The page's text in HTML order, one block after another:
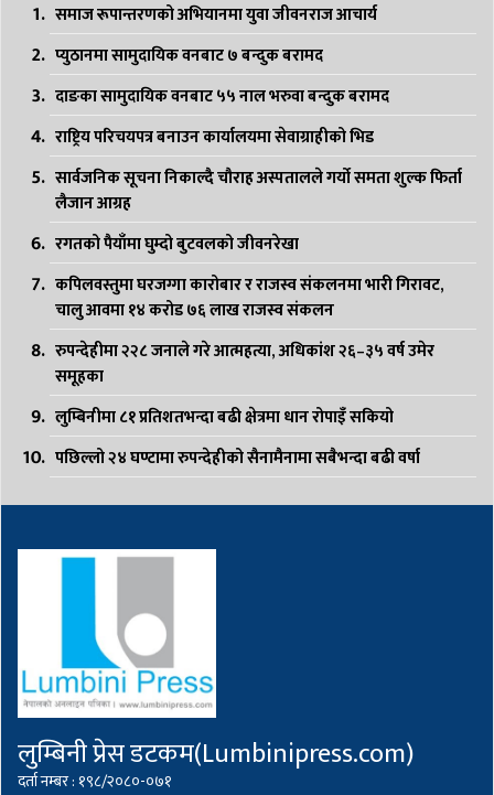
समाज रूपान्तरणको अभियानमा युवा जीवनराज आचार्य
प्युठानमा सामुदायिक वनबाट ७ बन्दुक बरामद
दाङका सामुदायिक वनबाट ५५ नाल भरुवा बन्दुक बरामद
राष्ट्रिय परिचयपत्र बनाउन कार्यालयमा सेवाग्राहीको भिड
सार्वजनिक सूचना निकाल्दै चौराह अस्पतालले गर्यो समता शुल्क फिर्ता
लैजान आग्रह
रगतको पैयाँमा घुम्दो बुटवलको जीवनरेखा
कपिलवस्तुमा घरजग्गा कारोबार र राजस्व संकलनमा भारी गिरावट,
चालु आवमा १४ करोड ७६ लाख राजस्व संकलन
रुपन्देहीमा २२८ जनाले गरे आत्महत्या, अधिकांश २६–३५ वर्ष उमेर
समूहका
लुम्बिनीमा ८१ प्रतिशतभन्दा बढी क्षेत्रमा धान रोपाइँ सकियो
पछिल्लो २४ घण्टामा रुपन्देहीको सैनामैनामा सबैभन्दा बढी वर्षा
लुम्बिनी प्रेस डटकम(Lumbinipress.com)
दर्ता नम्बर : १९८/२०८०-०७१